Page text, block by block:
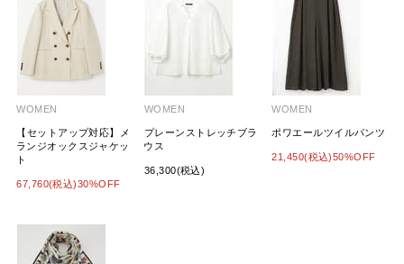
WOMEN
【セットアップ対応】メ
ランジオックスジャケッ
ト
67,760(税込)30%OFF
WOMEN
プレーンストレッチブラ
ウス
36,300(税込)
WOMEN
ポワエールツイルパンツ
21,450(税込)50%OFF